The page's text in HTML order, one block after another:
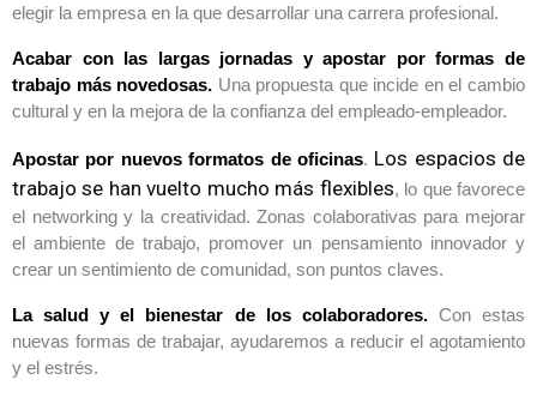
elegir la empresa en la que desarrollar una carrera profesional.
Acabar con las largas jornadas y apostar por formas de
trabajo más novedosas. Una propuesta que incide en el cambio
cultural y en la mejora de la confianza del empleado-empleador.
Apostar por nuevos formatos de oficinas. Los espacios de
trabajo se han vuelto mucho más flexibles, lo que favorece
el networking y la creatividad. Zonas colaborativas para mejorar
el ambiente de trabajo, promover un pensamiento innovador y
crear un sentimiento de comunidad, son puntos claves.
La salud y el bienestar de los colaboradores.Con estas
nuevas formas de trabajar, ayudaremos a reducir el agotamiento
y el estrés.